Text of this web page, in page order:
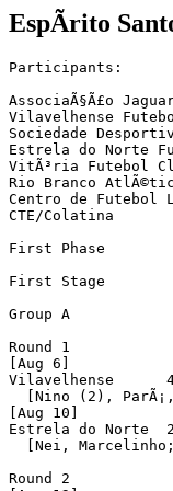
EspÃ­rito
Participants:
AssociaÃ§Ã£o
Vilavelhense
Sociedade
Estrela do Norte
VitÃ³ria Futebol
Rio Branco
Centro de Futebol
CTE/Colatina
First Phase
First Stage
Group A
Round 1
[Aug 6]
Vilavelhense
[Nino (2),
[Aug 10]
Estrela do Norte
[Nei,
Round 2